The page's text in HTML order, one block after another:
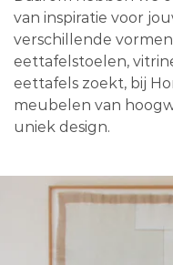
van inspiratie voor
verschillende
eettafelstoelen,
eettafels zoekt, bij
meubelen van
uniek design.